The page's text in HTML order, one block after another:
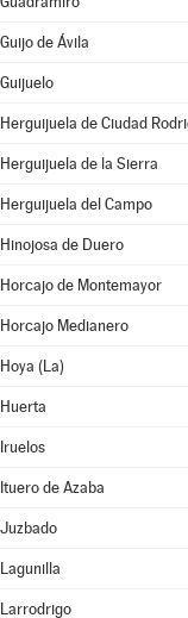
Guijo de Ávila
Guijuelo
Herguijuela de Ciudad
Herguijuela de la Sierra
Herguijuela del Campo
Hinojosa de Duero
Horcajo de Montemayor
Horcajo Medianero
Hoya (La)
Huerta
Iruelos
Ituero de Azaba
Juzbado
Lagunilla
Larrodrigo